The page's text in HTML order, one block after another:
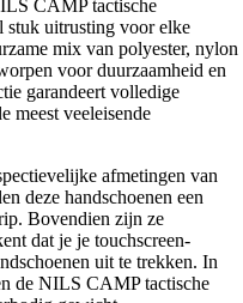
CAMP tactische
stuk uitrusting voor elke
mix van polyester, nylon
voor duurzaamheid en
garandeert volledige
meest veeleisende
afmetingen van
deze handschoenen een
Bovendien zijn ze
dat je je touchscreen-
uit te trekken. In
de NILS CAMP tactische